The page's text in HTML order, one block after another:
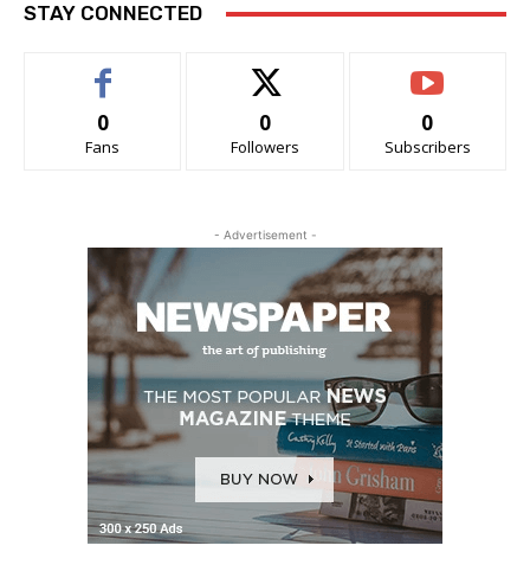
STAY CONNECTED
0
Fans
0
Followers
0
Subscribers
- Advertisement -